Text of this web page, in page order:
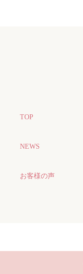
TOP
NEWS
お客様の声